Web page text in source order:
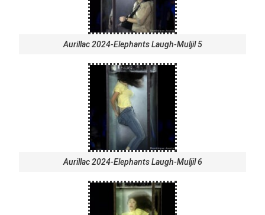
Aurillac 2024-Elephants Laugh-Muljil 5
Aurillac 2024-Elephants Laugh-Muljil 6